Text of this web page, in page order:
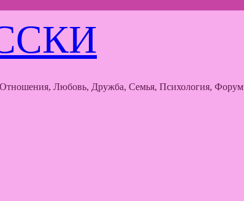
Любовь, Дружба, Семья, Психология, Форум